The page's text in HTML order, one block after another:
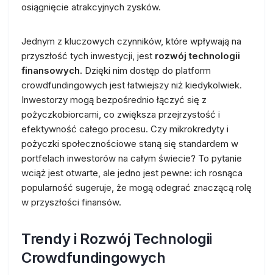
osiągnięcie atrakcyjnych zysków.
Jednym z kluczowych czynników, które wpływają na
przyszłość tych inwestycji, jest rozwój technologii
finansowych. Dzięki nim dostęp do platform
crowdfundingowych jest łatwiejszy niż kiedykolwiek.
Inwestorzy mogą bezpośrednio łączyć się z
pożyczkobiorcami, co zwiększa przejrzystość i
efektywność całego procesu. Czy mikrokredyty i
pożyczki społecznościowe staną się standardem w
portfelach inwestorów na całym świecie? To pytanie
wciąż jest otwarte, ale jedno jest pewne: ich rosnąca
popularność sugeruje, że mogą odegrać znaczącą rolę
w przyszłości finansów.
Trendy i Rozwój Technologii
Crowdfundingowych